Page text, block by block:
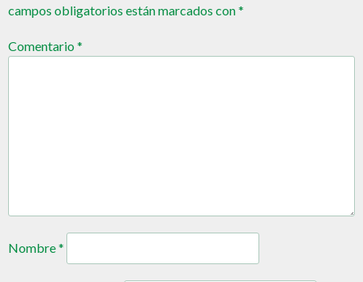
campos obligatorios están marcados con*
Comentario*
Nombre*